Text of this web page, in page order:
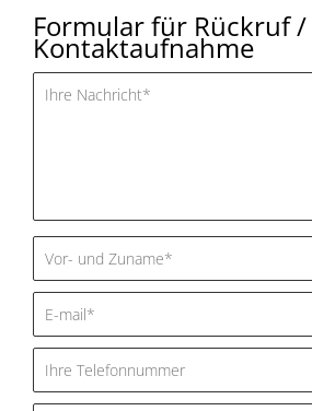
Formular für Rückruf /
Kontaktaufnahme